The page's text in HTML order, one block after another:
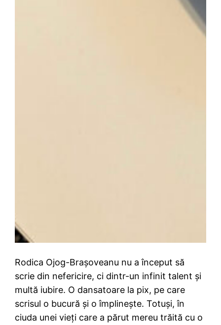
Rodica Ojog-Brașoveanu nu a început să
scrie din nefericire, ci dintr-un infinit talent și
multă iubire. O dansatoare la pix, pe care
scrisul o bucură și o împlinește. Totuși, în
ciuda unei vieți care a părut mereu trăită cu o